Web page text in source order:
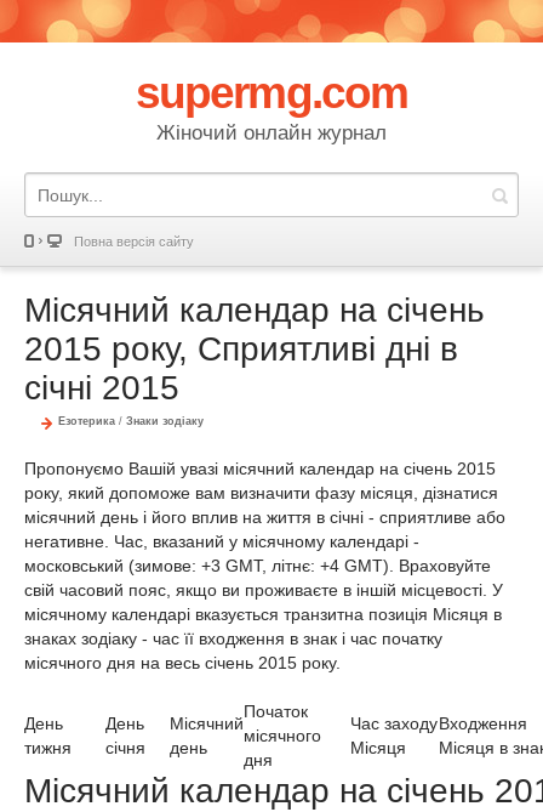
supermg.com
Жіночий онлайн журнал
Повна версія сайту
Місячний календар на січень
2015 року, Сприятливі дні в
січні 2015
Езотерика / Знаки зодіаку
Пропонуємо Вашій увазі місячний календар на січень 2015
року, який допоможе вам визначити фазу місяця, дізнатися
місячний день і його вплив на життя в січні - сприятливе або
негативне. Час, вказаний у місячному календарі -
московський (зимове: +3 GMT, літнє: +4 GMT). Враховуйте
свій часовий пояс, якщо ви проживаєте в іншій місцевості. У
місячному календарі вказується транзитна позиція Місяця в
знаках зодіаку - час її входження в знак і час початку
місячного дня на весь січень 2015 року.
День
тижня
День
січня
Місячний
день
Початок
місячного
дня
Час заходу
Місяця
Входження
Місяця в
Місячний календар на січень